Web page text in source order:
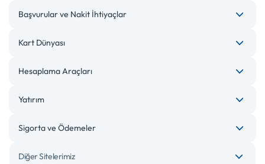
Başvurular ve Nakit İhtiyaçlar
Kart Dünyası
Hesaplama Araçları
Yatırım
Sigorta ve Ödemeler
Diğer Sitelerimiz